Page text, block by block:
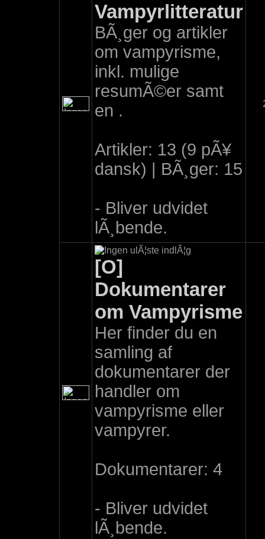
Vampyrlitteratur
BÃ¸ger og artikler
om vampyrisme,
inkl. mulige
resumÃ©er samt
en .
Artikler: 13 (9 pÃ¥
dansk) | BÃ¸ger: 15
- Bliver udvidet
lÃ¸bende.
[O]
Dokumentarer
om Vampyrisme
Her finder du en
samling af
dokumentarer der
handler om
vampyrisme eller
vampyrer.
Dokumentarer: 4
- Bliver udvidet
lÃ¸bende.